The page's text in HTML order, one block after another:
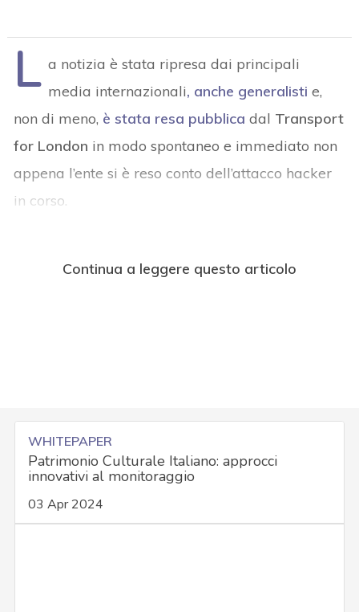
L a notizia è stata ripresa dai principali
media internazionali, anche generalisti e,
non di meno, è stata resa pubblica dal Transport
for London in modo spontaneo e immediato non
appena l’ente si è reso conto dell’attacco hacker
in corso.
Continua a leggere questo articolo
WHITEPAPER
Patrimonio Culturale Italiano: approcci
innovativi al monitoraggio
03 Apr 2024